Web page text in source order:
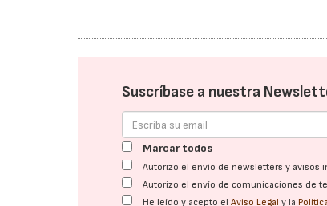
Suscríbase a nuestra
Marcar todos
Autorizo el envío de newsletters y avisos
Autorizo el envío de comunicaciones de
He leído y acepto elAviso Legal y la